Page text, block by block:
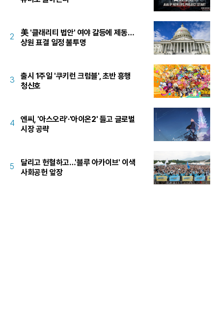
2
美 '클래리티 법안' 여야 갈등에 제동…
상원 표결 일정 불투명
3
출시 1주일 '쿠키런 크럼블', 초반 흥행
청신호
4
엔씨, '아스오라'·'아이온2' 들고 글로벌
시장 공략
5
달리고 헌혈하고…'블루 아카이브' 이색
사회공헌 앞장